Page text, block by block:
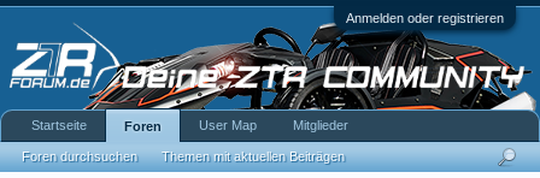
Anmelden oder registrieren
Startseite Foren
Foren durchsuchen Themen mit aktuellen Beiträgen
User Map Mitglieder